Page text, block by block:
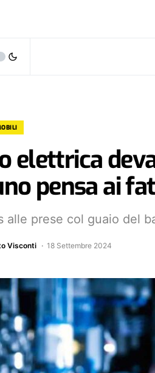
elettrica
pensa ai
alle prese col guaio del
Visconti 18 Settembre 2024